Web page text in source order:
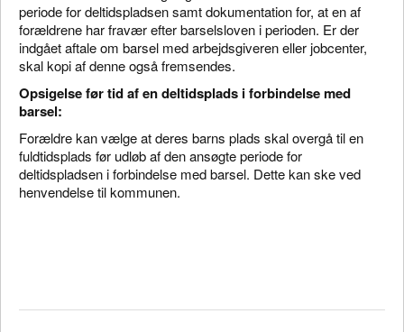
periode for deltidspladsen samt dokumentation for, at en af
forældrene har fravær efter barselsloven i perioden. Er der
indgået aftale om barsel med arbejdsgiveren eller jobcenter,
skal kopi af denne også fremsendes.
Opsigelse før tid af en deltidsplads i forbindelse med
barsel:
Forældre kan vælge at deres barns plads skal overgå til en
fuldtidsplads før udløb af den ansøgte periode for
deltidspladsen i forbindelse med barsel. Dette kan ske ved
henvendelse til kommunen.